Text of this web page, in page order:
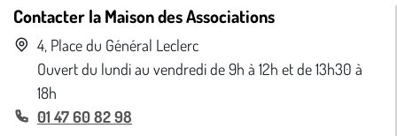
Contacter la Maison des Associations
4, Place du Général Leclerc
Ouvert du lundi au vendredi de 9h à 12h et de 13h30 à
18h
01 47 60 82 98